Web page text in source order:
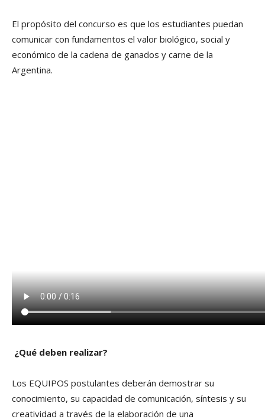
El propósito del concurso es que los estudiantes puedan
comunicar con fundamentos el valor biológico, social y
económico de la cadena de ganados y carne de la
Argentina.
¿Qué deben realizar?
Los EQUIPOS postulantes deberán demostrar su
conocimiento, su capacidad de comunicación, síntesis y su
creatividad a través de la elaboración de una